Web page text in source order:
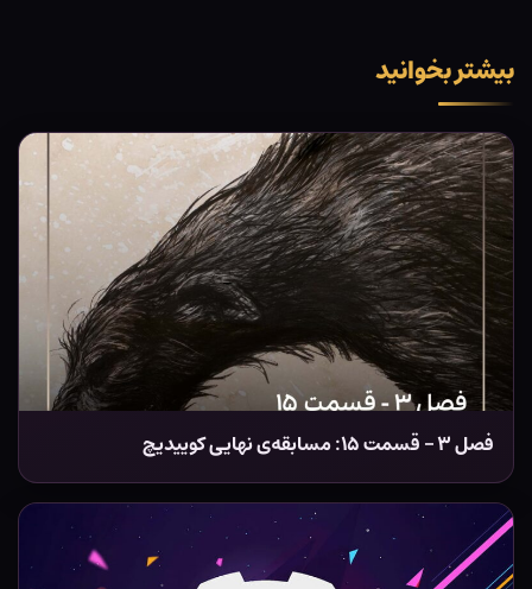
بیشتر بخوانید
فصل ۳ – قسمت ۱۵: مسابقه‌ی نهایی کوییدیچ